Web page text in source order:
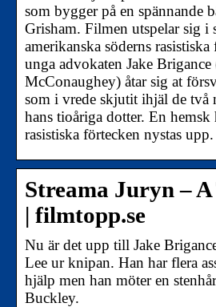
som bygger på en spännande
Grisham. Filmen utspelar sig i
amerikanska söderns
unga advokaten Jake
McConaughey) åtar sig at
som i vrede skjutit ihjäl de två
hans tioåriga dotter. En hemsk
rasistiska förtecken nystas upp.
Streama Juryn –
| filmtopp.se
Nu är det upp till Jake
Lee ur knipan. Han har flera
hjälp men han möter en
Buckley.